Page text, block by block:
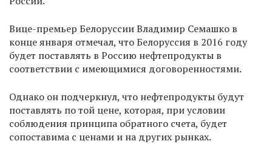
Вице-премьер Белоруссии Владимир Семашко в
конце января отмечал, что Белоруссия в 2016 году
будет поставлять в Россию нефтепродукты в
соответствии с имеющимися договоренностями.
Однако он подчеркнул, что нефтепродукты будут
поставлять по той цене, которая, при условии
соблюдения принципа обратного счета, будет
сопоставима с ценами и на других рынках.